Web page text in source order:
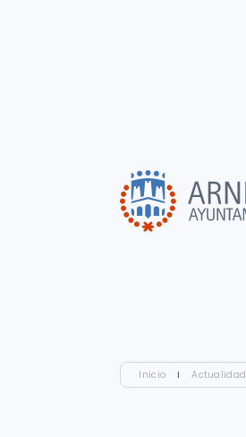
Inicio I Actualidad